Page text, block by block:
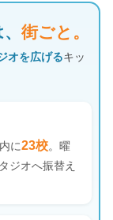
街ごと。
オを広げるキッ
に23校。曜
ジオへ振替え